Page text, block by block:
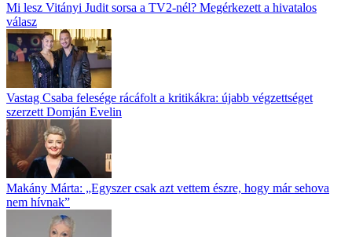
Mi lesz Vitányi Judit sorsa a TV2-nél? Megérkezett a hivatalos
válasz
Vastag Csaba felesége rácáfolt a kritikákra: újabb végzettséget
szerzett Domján Evelin
Makány Márta: „Egyszer csak azt vettem észre, hogy már sehova
nem hívnak”